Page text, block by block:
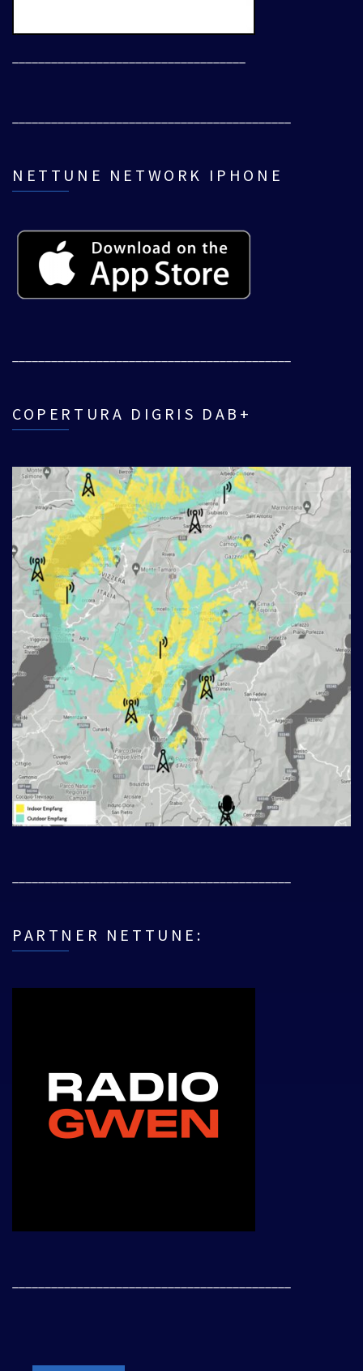
NETTUNE NETWORK IPHONE
COPERTURA DIGRIS DAB+
PARTNER NETTUNE: